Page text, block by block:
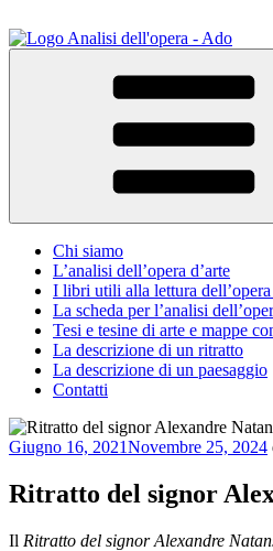
al
contenuto
ADO Analisi dell'opera
Osservare le opere d'arte per capirle e
Chi siamo
L’analisi dell’opera d’arte
I libri utili alla lettura dell’opera
La scheda per l’analisi
Tesi e tesine di arte e mappe
La descrizione di un ritratto
La descrizione di un paesaggio
Contatti
Pubblicato
Giugno 16, 2021Novembre 25, 2024
Ritratto del signor
Il Ritratto del signor Alexandre